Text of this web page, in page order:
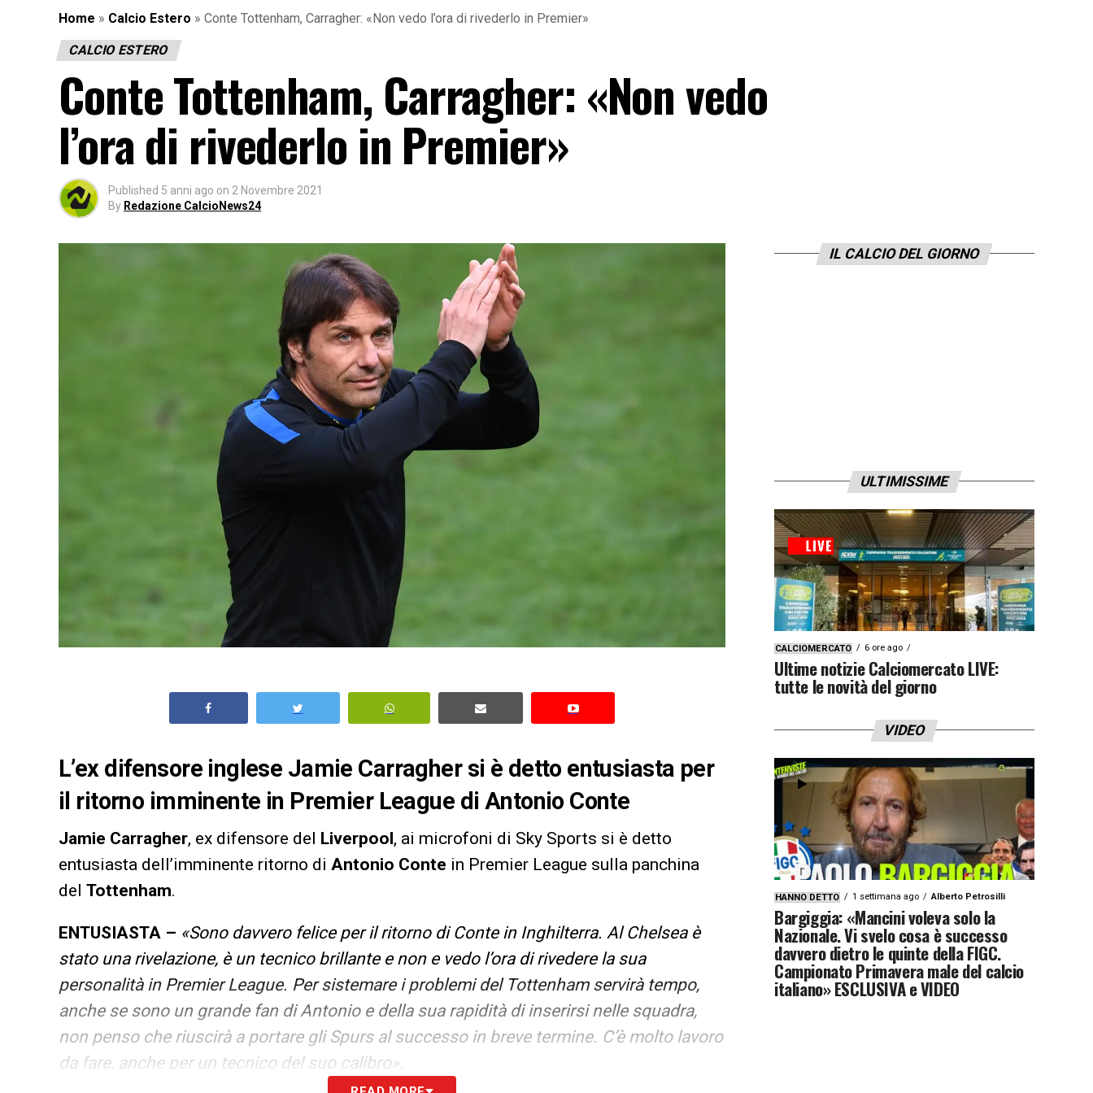
Home » Calcio Estero » Conte Tottenham, Carragher: «Non vedo l’ora di rivederlo in Premier»
CALCIO ESTERO
Conte Tottenham, Carragher: «Non vedo
l’ora di rivederlo in Premier»
Published 5 anni ago on 2 Novembre 2021
By Redazione CalcioNews24
L’ex difensore inglese Jamie Carragher si è detto entusiasta per
il ritorno imminente in Premier League di Antonio Conte
Jamie Carragher, ex difensore del Liverpool, ai microfoni di Sky Sports si è detto
entusiasta dell’imminente ritorno di Antonio Conte in Premier League sulla panchina
del Tottenham.
ENTUSIASTA – «Sono davvero felice per il ritorno di Conte in Inghilterra. Al Chelsea è
stato una rivelazione, è un tecnico brillante e non e vedo l’ora di rivedere la sua
personalità in Premier League. Per sistemare i problemi del Tottenham servirà tempo,
anche se sono un grande fan di Antonio e della sua rapidità di inserirsi nelle squadra,
non penso che riuscirà a portare gli Spurs al successo in breve termine. C’è molto lavoro
da fare, anche per un tecnico del suo calibro».
IL CALCIO DEL GIORNO
ULTIMISSIME
CALCIOMERCATO 6 ore ago
Ultime notizie Calciomercato LIVE:
tutte le novità del giorno
VIDEO
HANNO DETTO 1 settimana ago Alberto Petrosilli
Bargiggia: «Mancini voleva solo la
Nazionale. Vi svelo cosa è successo
davvero dietro le quinte della FIGC.
Campionato Primavera male del calcio
italiano» ESCLUSIVA e VIDEO